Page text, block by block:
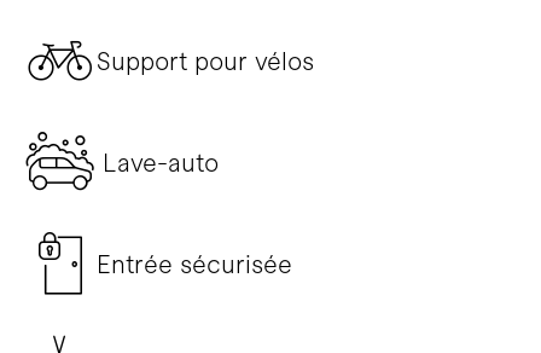
Support pour vélos
Lave-auto
Entrée sécurisée